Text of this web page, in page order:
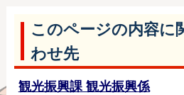
このページの内容に
わせ先
観光振興課 観光振興係